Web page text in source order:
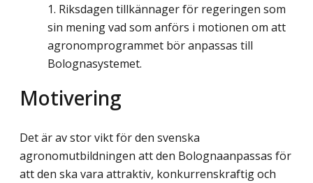
Riksdagen tillkännager för regeringen som
sin mening vad som anförs i motionen om att
agronomprogrammet bör anpassas till
Bolognasystemet.
Motivering
Det är av stor vikt för den svenska
agronomutbildningen att den Bolognaanpassas för
att den ska vara attraktiv, konkurrenskraftig och